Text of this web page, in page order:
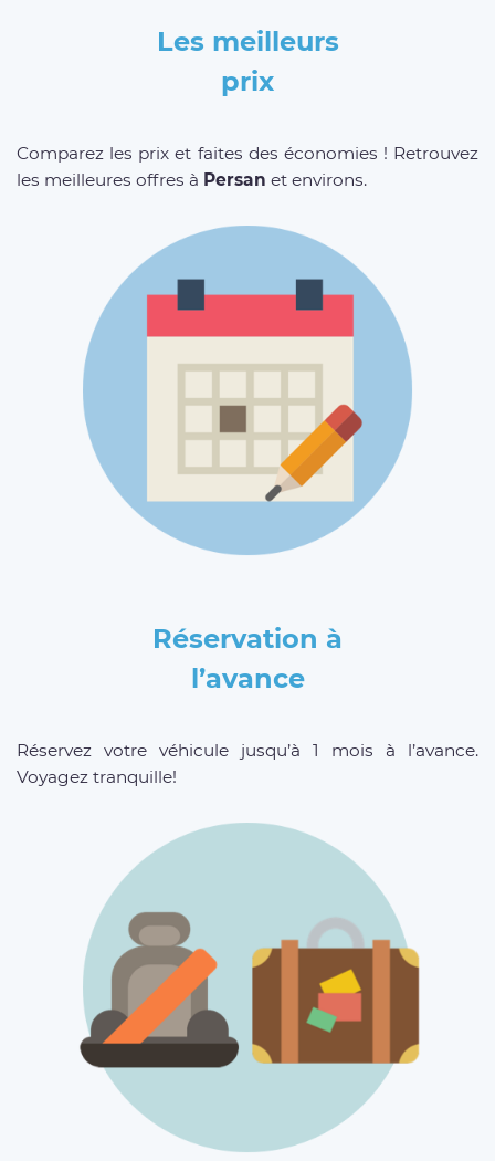
Les meilleurs
prix
Comparez les prix et faites des économies ! Retrouvez
les meilleures offres à Persan et environs.
Réservation à
l’avance
Réservez votre véhicule jusqu’à 1 mois à l’avance.
Voyagez tranquille!